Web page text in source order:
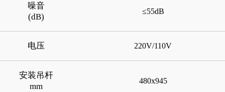
噪音
(dB)
≤55dB
电压 220V/110V
安装吊杆
mm
480x945